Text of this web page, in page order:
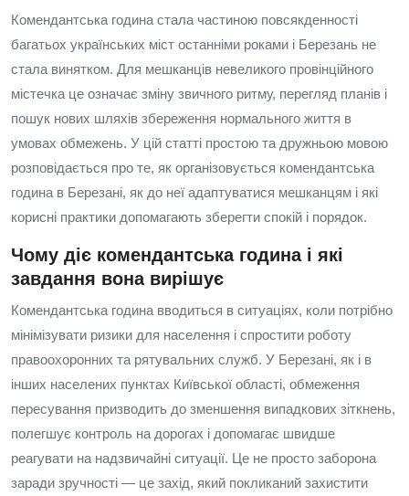
Комендантська година стала частиною повсякденності
багатьох українських міст останніми роками і Березань не
стала винятком. Для мешканців невеликого провінційного
містечка це означає зміну звичного ритму, перегляд планів і
пошук нових шляхів збереження нормального життя в
умовах обмежень. У цій статті простою та дружньою мовою
розповідається про те, як організовується комендантська
година в Березані, як до неї адаптуватися мешканцям і які
корисні практики допомагають зберегти спокій і порядок.
Чому діє комендантська година і які
завдання вона вирішує
Комендантська година вводиться в ситуаціях, коли потрібно
мінімізувати ризики для населення і спростити роботу
правоохоронних та рятувальних служб. У Березані, як і в
інших населених пунктах Київської області, обмеження
пересування призводить до зменшення випадкових зіткнень,
полегшує контроль на дорогах і допомагає швидше
реагувати на надзвичайні ситуації. Це не просто заборона
заради зручності — це захід, який покликаний захистити